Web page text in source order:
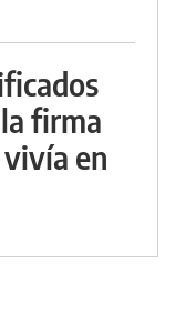
firma
en